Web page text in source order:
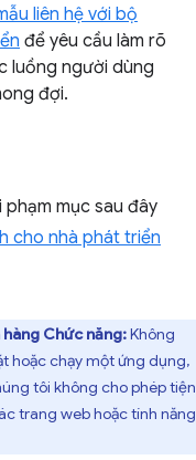
liên hệ với bộ
để yêu cầu làm rõ
luồng người dùng
đợi.
mục sau đây
cho nhà phát triển
Chức năng:Không
hoặc chạy một ứng dụng,
tôi không cho phép tiện
trang web hoặc tính năng